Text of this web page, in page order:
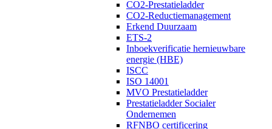
CO2-Prestatieladder
CO2-Reductiemanagement
Erkend Duurzaam
ETS-2
Inboekverificatie hernieuwbare
energie (HBE)
ISCC
ISO 14001
MVO Prestatieladder
Prestatieladder Socialer
Ondernemen
RFNBO certificering